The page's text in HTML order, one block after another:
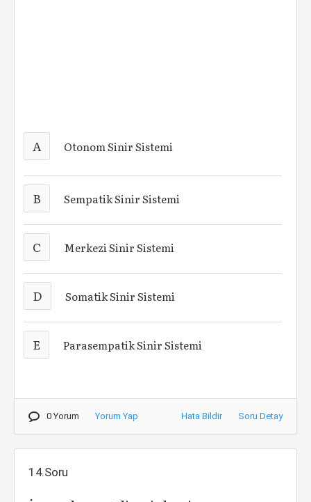
A Otonom Sinir Sistemi
B Sempatik Sinir Sistemi
C Merkezi Sinir Sistemi
D Somatik Sinir Sistemi
E Parasempatik Sinir Sistemi
0 Yorum Yorum Yap Hata Bildir Soru Detay
14.Soru